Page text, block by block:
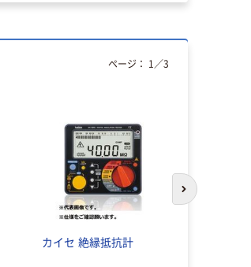
カイセ 絶縁抵抗計
ページ： 1 ／3
次のスライド